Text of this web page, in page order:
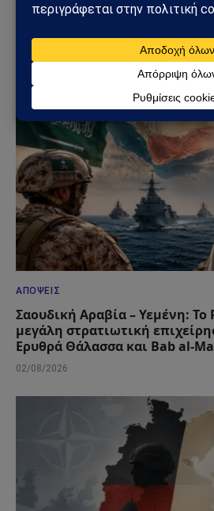
ΑΠΌΨΕΙΣ
Σαουδική Αραβία – Υεμένη: Το
μεγάλη στρατιωτική
Ερυθρά Θάλασσα και Bab al-
02/08/2026